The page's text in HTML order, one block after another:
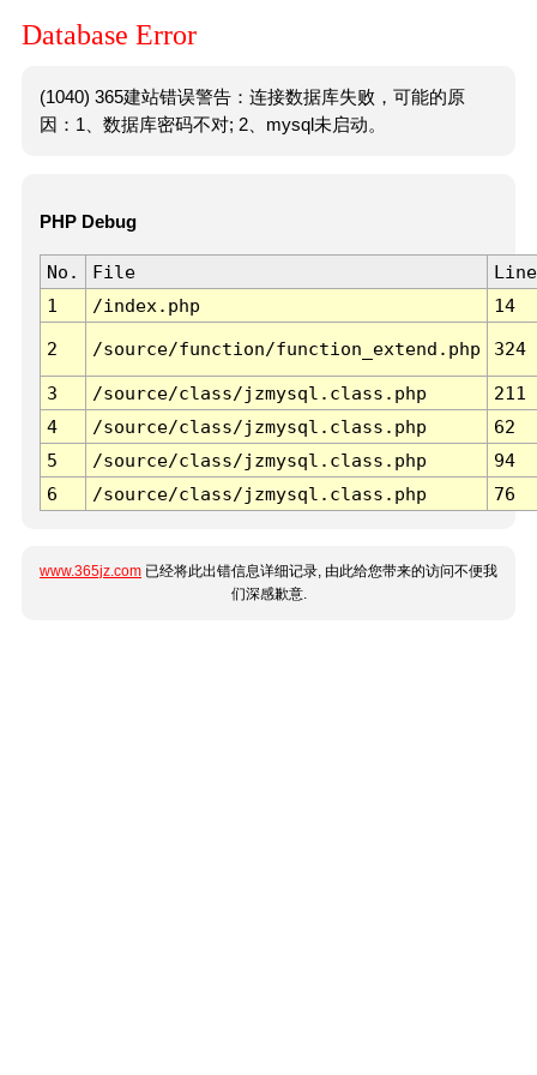
Database Error
(1040) 365建站错误警告：连接数据库失败，可能的原
因：1、数据库密码不对; 2、mysql未启动。
PHP Debug
No. File
Line
1
/index.php 14
2 /source/function/function_extend.php 324
3 /source/class/jzmysql.class.php
211
4
/source/class/jzmysql.class.php
62
5
/source/class/jzmysql.class.php
94
6
/source/class/jzmysql.class.php 76
www.365jz.com 已经将此出错信息详细记录, 由此给您带来的访问不便我
们深感歉意.